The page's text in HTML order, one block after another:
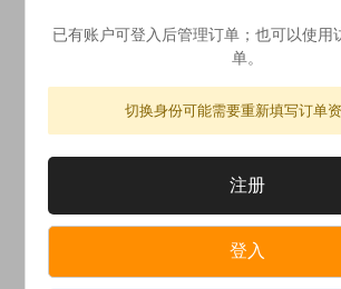
爱丁堡海鲜
£25/人/餐
人
通
£50/人/餐
自费提示
1、价格仅供参考，均为景区首道大
已有账户可登入后管理订单；也可以使用
单。
切换身份可能需要重新填写订单资
注册
登入